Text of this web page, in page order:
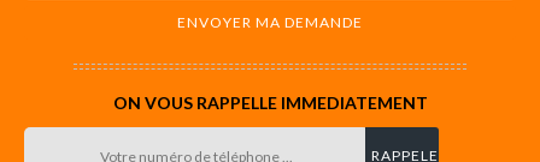
ON VOUS RAPPELLE IMMEDIATEMENT